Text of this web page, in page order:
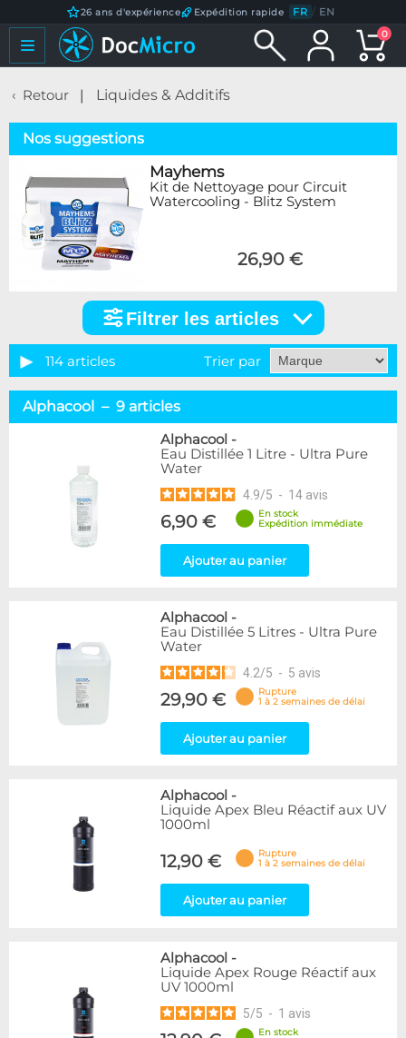
26 ans d'expérience Expédition rapide FR / EN
0
Retour Liquides & Additifs
Nos suggestions
Mayhems
Kit de Nettoyage pour Circuit
Watercooling - Blitz System
26,90 €
articles
Catégorie
Prêts à l'emploi
22
24
Alphacool
9
Cooling.fr
10
3
55
30
Couleur
5
Bleu
17
1
5
Orange
Rouge
14
Transparent
20
10
5
Disponibilité / Promotions
Articles en promotions
Filtrer les articles
114 articles Trier par
Alphacool – 9 articles
Alphacool -
Eau Distillée 1 Litre - Ultra Pure
Water
4.9/5 - 14 avis
6,90 €
En stock
Expédition immédiate
Ajouter au panier
Alphacool -
Eau Distillée 5 Litres - Ultra Pure
Water
4.2/5 - 5 avis
29,90 €
Rupture
1 à 2 semaines de délai
Ajouter au panier
Alphacool -
Liquide Apex Bleu Réactif aux UV
1000ml
12,90 €
Rupture
1 à 2 semaines de délai
Ajouter au panier
Alphacool -
Liquide Apex Rouge Réactif aux
UV 1000ml
5/5 - 1 avis
En stock